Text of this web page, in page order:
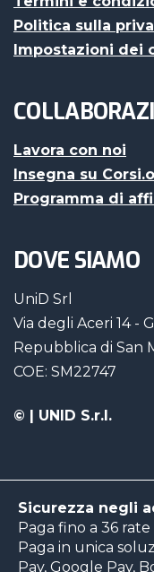
Politica sulla
Impostazioni dei
Lavora con noi
Insegna su
Programma di
DOVE SIAMO
UniD Srl
Via degli Aceri 14 -
Repubblica di San
COE: SM22747
© | UNID S.r.l.
Sicurezza negli
Paga fino a 36
Paga in unica
Pay, Google Pay,